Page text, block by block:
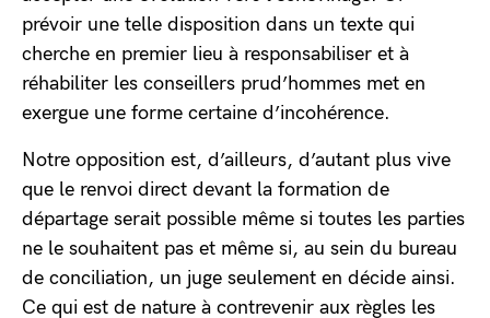
prévoir une telle disposition dans un texte qui
cherche en premier lieu à responsabiliser et à
réhabiliter les conseillers prud’hommes met en
exergue une forme certaine d’incohérence.
Notre opposition est, d’ailleurs, d’autant plus vive
que le renvoi direct devant la formation de
départage serait possible même si toutes les parties
ne le souhaitent pas et même si, au sein du bureau
de conciliation, un juge seulement en décide ainsi.
Ce qui est de nature à contrevenir aux règles les